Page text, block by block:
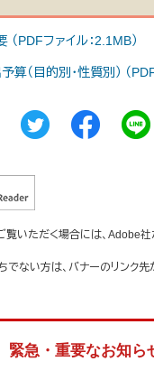
PDFファイル：2.1MB）
算（目的別・性質別） （
覧いただく場合には、Adobe
ない方は、バナーのリンク先
緊急・重要なお知ら